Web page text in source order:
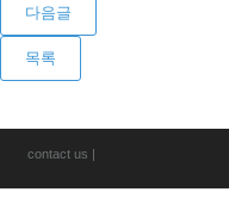
다음글
목록
contact us |